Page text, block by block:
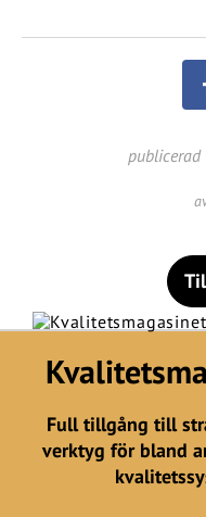
publicerad
Full tillgång till
verktyg för bland